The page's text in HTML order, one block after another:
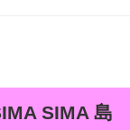
SIMA 島